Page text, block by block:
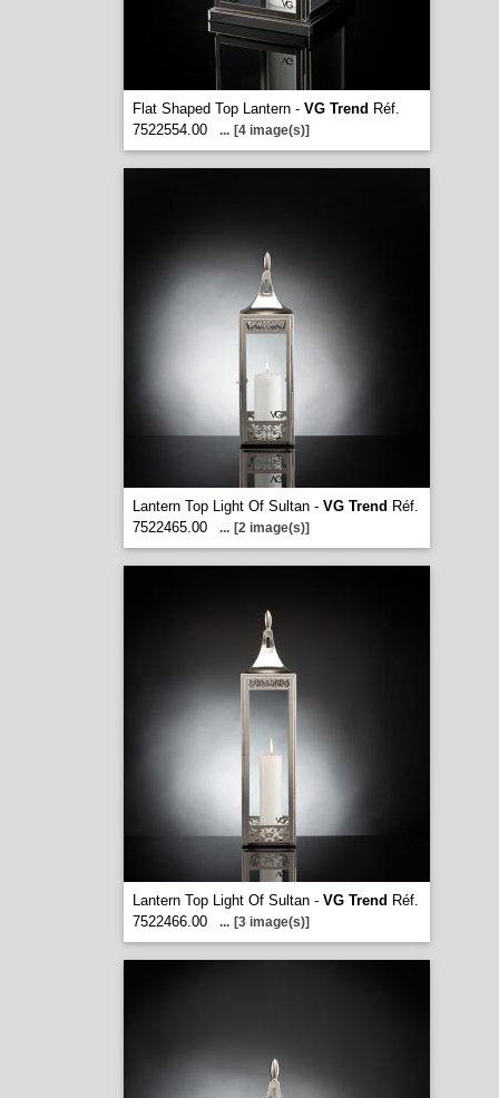
Flat Shaped Top Lantern - VG Trend Réf.
7522554.00
... [4 image(s)]
Lantern Top Light Of Sultan - VG Trend Réf.
7522465.00
... [2 image(s)]
Lantern Top Light Of Sultan - VG Trend Réf.
7522466.00
... [3 image(s)]